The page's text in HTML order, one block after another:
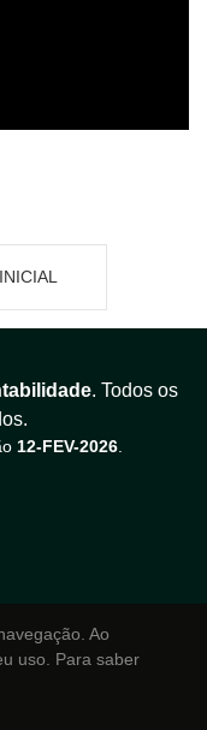
. Todos os
12-FEV-2026.
Ao
uso. Para saber